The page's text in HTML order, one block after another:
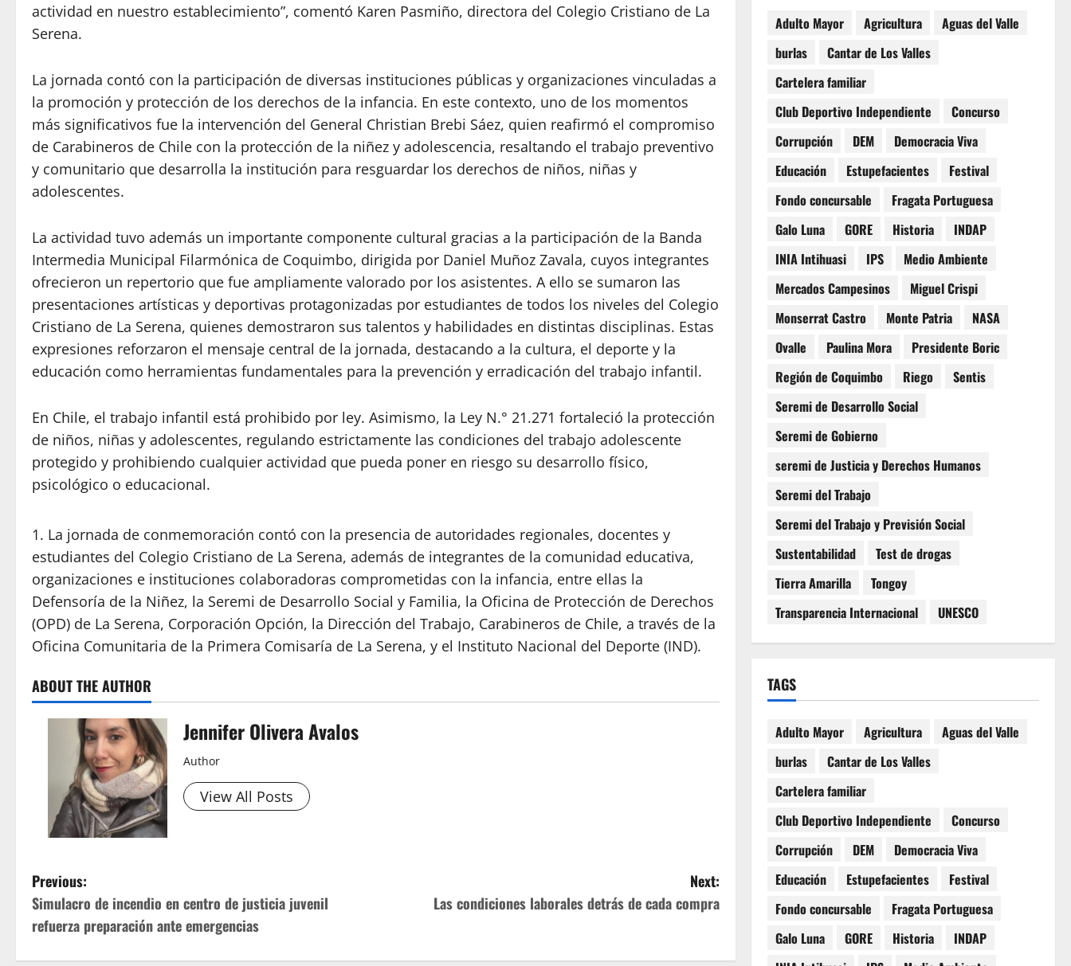
actividad en nuestro establecimiento”, comentó Karen Pasmiño, directora del Colegio Cristiano de La
Serena.
La jornada contó con la participación de diversas instituciones públicas y organizaciones vinculadas a
la promoción y protección de los derechos de la infancia. En este contexto, uno de los momentos
más significativos fue la intervención del General Christian Brebi Sáez, quien reafirmó el compromiso
de Carabineros de Chile con la protección de la niñez y adolescencia, resaltando el trabajo preventivo
y comunitario que desarrolla la institución para resguardar los derechos de niños, niñas y
adolescentes.
La actividad tuvo además un importante componente cultural gracias a la participación de la Banda
Intermedia Municipal Filarmónica de Coquimbo, dirigida por Daniel Muñoz Zavala, cuyos integrantes
ofrecieron un repertorio que fue ampliamente valorado por los asistentes. A ello se sumaron las
presentaciones artísticas y deportivas protagonizadas por estudiantes de todos los niveles del Colegio
Cristiano de La Serena, quienes demostraron sus talentos y habilidades en distintas disciplinas. Estas
expresiones reforzaron el mensaje central de la jornada, destacando a la cultura, el deporte y la
educación como herramientas fundamentales para la prevención y erradicación del trabajo infantil.
En Chile, el trabajo infantil está prohibido por ley. Asimismo, la Ley N.° 21.271 fortaleció la protección
de niños, niñas y adolescentes, regulando estrictamente las condiciones del trabajo adolescente
protegido y prohibiendo cualquier actividad que pueda poner en riesgo su desarrollo físico,
psicológico o educacional.
La jornada de conmemoración contó con la presencia de autoridades regionales, docentes y
estudiantes del Colegio Cristiano de La Serena, además de integrantes de la comunidad educativa,
organizaciones e instituciones colaboradoras comprometidas con la infancia, entre ellas la
Defensoría de la Niñez, la Seremi de Desarrollo Social y Familia, la Oficina de Protección de Derechos
(OPD) de La Serena, Corporación Opción, la Dirección del Trabajo, Carabineros de Chile, a través de la
Oficina Comunitaria de la Primera Comisaría de La Serena, y el Instituto Nacional del Deporte (IND).
ABOUT THE AUTHOR
Jennifer Olivera Avalos
Author
View All Posts
P
o
s
Previous:
Simulacro de incendio en centro de justicia juvenil
refuerza preparación ante emergencias
Next:
Las condiciones laborales detrás de cada compra
Adulto Mayor Agricultura
Aguas del Valle
burlas
Cantar de Los Valles
Cartelera familiar
Club Deportivo Independiente
Concurso
Corrupción
DEM
Democracia Viva
Educación
Estupefacientes
Festival
Fondo concursable
Fragata Portuguesa
Galo Luna
GORE Historia
INDAP
INIA Intihuasi
IPS
Medio Ambiente
Mercados Campesinos
Miguel Crispi
Monserrat Castro
Monte Patria
NASA
Ovalle
Paulina Mora
Presidente Boric
Región de Coquimbo
Riego
Sentis
Seremi de Desarrollo Social
Seremi de Gobierno
seremi de Justicia y Derechos Humanos
Seremi del Trabajo
Seremi del Trabajo y Previsión Social
Sustentabilidad
Test de drogas
Tierra Amarilla
Tongoy
Transparencia Internacional
UNESCO
TAGS
Adulto Mayor Agricultura
Aguas del Valle
burlas
Cantar de Los Valles
Cartelera familiar
Club Deportivo Independiente
Concurso
Corrupción
DEM
Democracia Viva
Educación
Estupefacientes
Festival
Fondo concursable
Fragata Portuguesa
Galo Luna
GORE Historia
INDAP